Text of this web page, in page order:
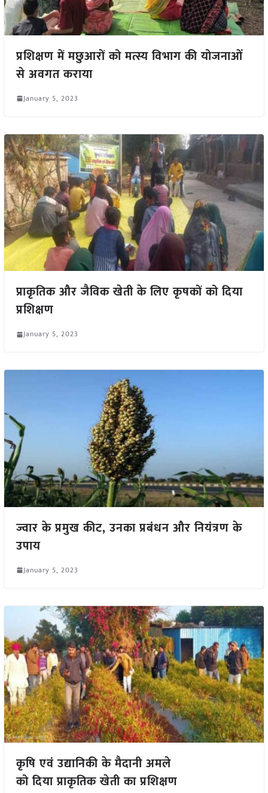
प्रशिक्षण में मछुआरों को मत्स्य विभाग की योजनाओं
से अवगत कराया
January 5, 2023
प्राकृतिक और जैविक खेती के लिए कृषकों को दिया
प्रशिक्षण
January 5, 2023
ज्वार के प्रमुख कीट, उनका प्रबंधन और नियंत्रण के
उपाय
January 5, 2023
कृषि एवं उद्यानिकी के मैदानी अमले
को दिया प्राकृतिक खेती का प्रशिक्षण